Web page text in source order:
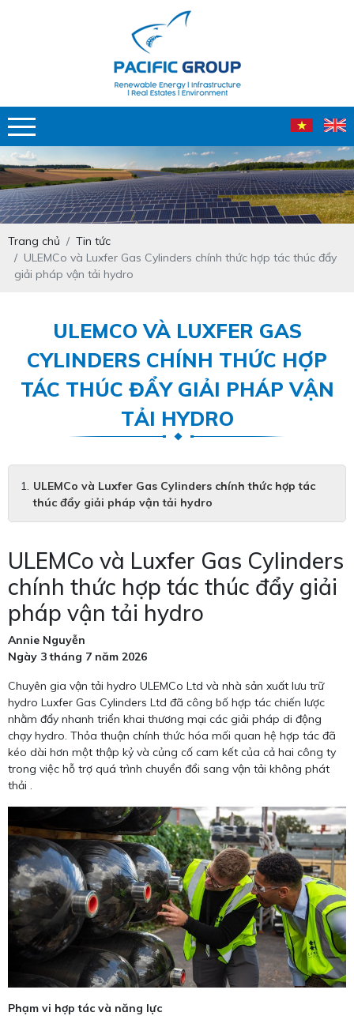
Trang chủ
Tin tức
ULEMCo và Luxfer Gas Cylinders chính thức hợp tác thúc đẩy
giải pháp vận tải hydro
ULEMCO VÀ LUXFER GAS
CYLINDERS CHÍNH THỨC HỢP
TÁC THÚC ĐẨY GIẢI PHÁP VẬN
TẢI HYDRO
ULEMCo và Luxfer Gas Cylinders chính thức hợp tác
thúc đẩy giải pháp vận tải hydro
ULEMCo và Luxfer Gas Cylinders
chính thức hợp tác thúc đẩy giải
pháp vận tải hydro
Annie Nguyễn
Ngày 3 tháng 7 năm 2026
Chuyên gia vận tải hydro ULEMCo Ltd và nhà sản xuất lưu trữ
hydro Luxfer Gas Cylinders Ltd đã công bố hợp tác chiến lược
nhằm đẩy nhanh triển khai thương mại các giải pháp di động
chạy hydro. Thỏa thuận chính thức hóa mối quan hệ hợp tác đã
kéo dài hơn một thập kỷ và củng cố cam kết của cả hai công ty
trong việc hỗ trợ quá trình chuyển đổi sang vận tải không phát
thải .
Phạm vi hợp tác và năng lực